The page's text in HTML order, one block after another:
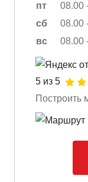
пт
08.00
сб
08.00
вс
08.00
5 из 5
Построить